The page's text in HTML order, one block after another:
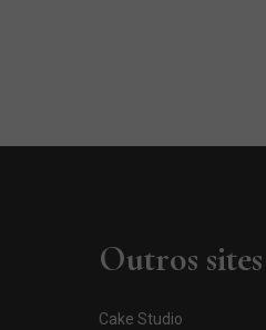
Outros
Cake Studio